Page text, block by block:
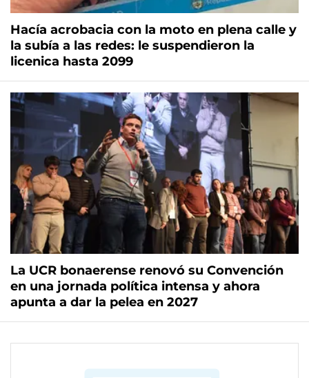
Hacía acrobacia con la moto en plena calle y
la subía a las redes: le suspendieron la
licenica hasta 2099
La UCR bonaerense renovó su Convención
en una jornada política intensa y ahora
apunta a dar la pelea en 2027